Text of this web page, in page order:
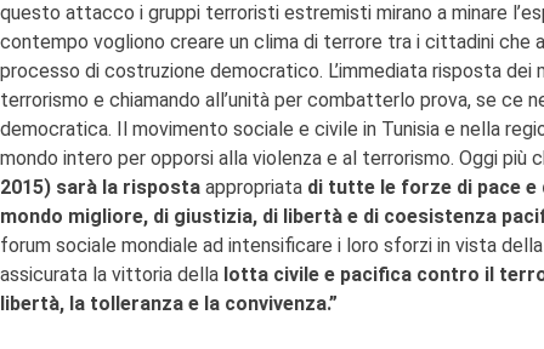
questo attacco i gruppi terroristi estremisti mirano a minare
contempo vogliono creare un clima di terrore tra i cittadini che
processo di costruzione democratico. L’immediata risposta
terrorismo e chiamando all’unità per combatterlo prova, se ce
democratica. Il movimento sociale e civile in Tunisia e nella
mondo intero per opporsi alla violenza e al terrorismo. Oggi più
2015) sarà la risposta appropriata di tutte le forze di pace e
mondo migliore, di giustizia, di libertà e di coesistenza
forum sociale mondiale ad intensificare i loro sforzi in vista
assicurata la vittoria della lotta civile e pacifica contro il
libertà, la tolleranza e la convivenza.”